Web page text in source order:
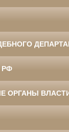
РФ
ОРГАНЫ